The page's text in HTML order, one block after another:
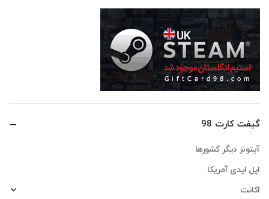
گیفت کارت 98
آیتونز دیگر کشورها
اپل ایدی آمریکا
اکانت